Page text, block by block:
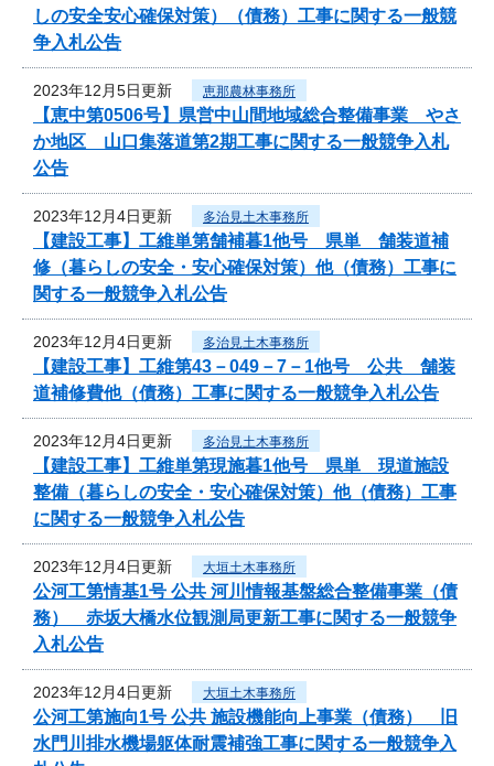
しの安全安心確保対策）（債務）工事に関する一般競
争入札公告
2023年12月5日更新 恵那農林事務所
【恵中第0506号】県営中山間地域総合整備事業 やさ
か地区 山口集落道第2期工事に関する一般競争入札
公告
2023年12月4日更新 多治見土木事務所
【建設工事】工維単第舗補暮1他号 県単 舗装道補
修（暮らしの安全・安心確保対策）他（債務）工事に
関する一般競争入札公告
2023年12月4日更新 多治見土木事務所
【建設工事】工維第43－049－7－1他号 公共 舗装
道補修費他（債務）工事に関する一般競争入札公告
2023年12月4日更新 多治見土木事務所
【建設工事】工維単第現施暮1他号 県単 現道施設
整備（暮らしの安全・安心確保対策）他（債務）工事
に関する一般競争入札公告
2023年12月4日更新 大垣土木事務所
公河工第情基1号 公共 河川情報基盤総合整備事業（債
務） 赤坂大橋水位観測局更新工事に関する一般競争
入札公告
2023年12月4日更新 大垣土木事務所
公河工第施向1号 公共 施設機能向上事業（債務） 旧
水門川排水機場躯体耐震補強工事に関する一般競争入